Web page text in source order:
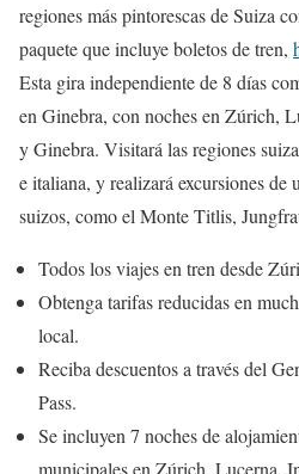
regiones más pintorescas de Suiza
paquete que incluye boletos de tren,
Esta gira independiente de 8 días
en Ginebra, con noches en Zúrich,
y Ginebra. Visitará las regiones
e italiana, y realizará excursiones de
suizos, como el Monte Titlis,
Todos los viajes en tren desde
Obtenga tarifas reducidas en
local.
Reciba descuentos a través del
Pass.
Se incluyen 7 noches de
municipales en Zúrich, Lucerna,